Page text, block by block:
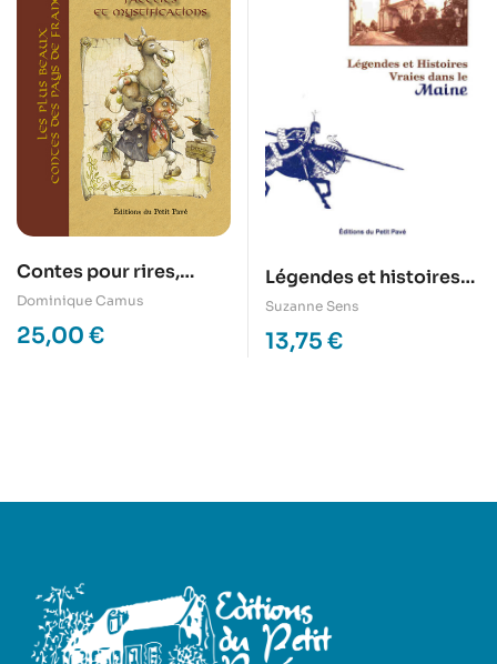
Contes pour rires,
facéties et
mystifications
Dominique Camus
25,00 €
Légendes et histoires
vraies dans le Maine
Suzanne Sens
13,75 €